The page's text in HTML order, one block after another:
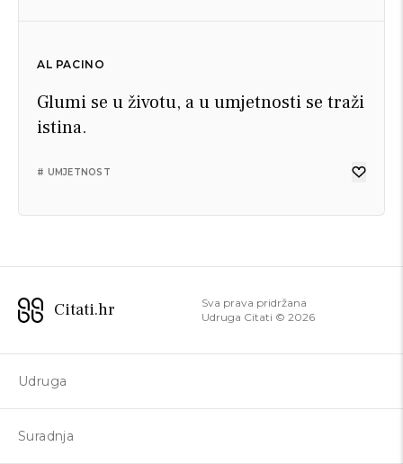
AL PACINO
Glumi se u životu, a u umjetnosti se traži
istina.
# UMJETNOST
Citati.hr
Sva prava pridržana
Udruga Citati © 2026
Udruga
Suradnja